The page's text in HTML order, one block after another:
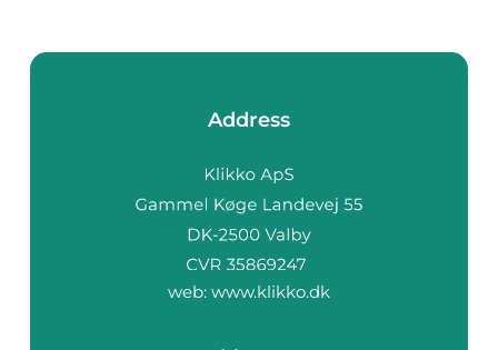
Address
web: www.klikko.dk